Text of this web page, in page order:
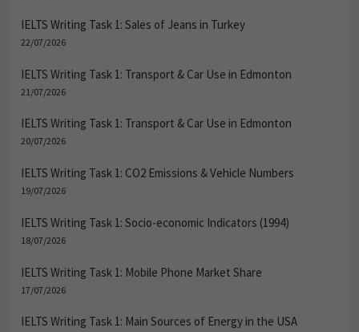
IELTS Writing Task 1: Sales of Jeans in Turkey
22/07/2026
IELTS Writing Task 1: Transport & Car Use in Edmonton
21/07/2026
IELTS Writing Task 1: Transport & Car Use in Edmonton
20/07/2026
IELTS Writing Task 1: CO2 Emissions & Vehicle Numbers
19/07/2026
IELTS Writing Task 1: Socio-economic Indicators (1994)
18/07/2026
IELTS Writing Task 1: Mobile Phone Market Share
17/07/2026
IELTS Writing Task 1: Main Sources of Energy in the USA